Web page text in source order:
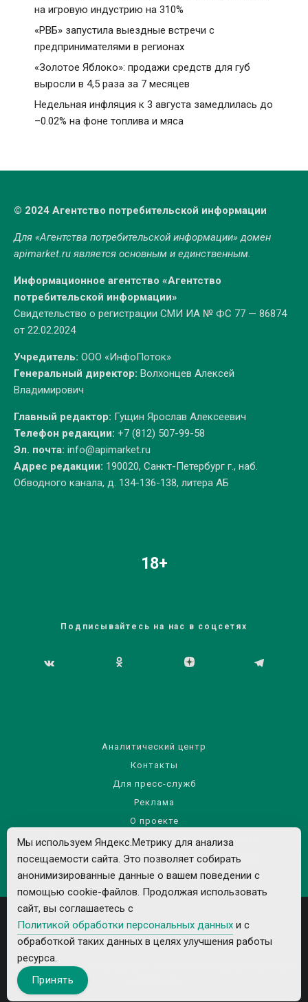
на игровую индустрию на 310%
«РВБ» запустила выездные встречи с
предпринимателями в регионах
«Золотое Яблоко»: продажи средств для губ
выросли в 4,5 раза за 7 месяцев
Недельная инфляция к 3 августа замедлилась до
–0.02% на фоне топлива и мяса
© 2024 Агентство потребительской информации
Для «Агентства потребительской информации» домен
apimarket.ruявляется основным и единственным.
Информационное агентство «Агентство
потребительской информации»
Свидетельство о регистрации СМИ ИА № ФС 77 — 86874
от 22.02.2024
Учредитель: ООО «ИнфоПоток»
Генеральный директор: Волхонцев Алексей
Владимирович
Главный редактор: Гущин Ярослав Алексеевич
Телефон редакции: +7 (812) 507-99-58
Эл. почта: info@apimarket.ru
Адрес редакции: 190020, Санкт-Петербург г., наб.
Обводного канала, д. 134-136-138, литера АБ
18+
Подписывайтесь на нас в соцсетях
Аналитический центр
Контакты
Для пресс-служб
Реклама
О проекте
Правила использования материалов сайта
Политика обработки персональных данных
Все рекламируемые товары и услуги имеют необходимые лицензии и
Мы используем Яндекс.Метрику для анализа
посещаемости сайта. Это позволяет собирать
анонимизированные данные о вашем поведении с
помощью cookie-файлов. Продолжая использовать
сайт, вы соглашаетесь с
Политикой обработки персональных данных и с
обработкой таких данных в целях улучшения работы
ресурса.
Принять